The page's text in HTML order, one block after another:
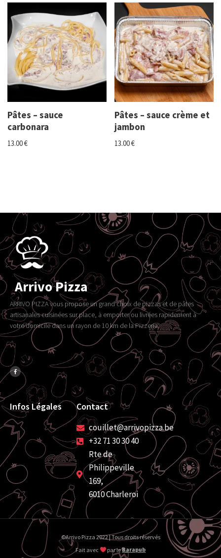
Pâtes – sauce
carbonara
13.00€
Pâtes – sauce crème et
jambon
13.00€
Arrivo Pizza
ARRIVO PIZZA vous propose un grand choix de pizzas et de pâtes
artisanales cuisinées sur place, à emporter ou livrées rapidement à
votre domicile dans un rayon de 10 km de la Pizzeria.
Infos Légales Contact
couillet@arrivopizza.be
+32 71 30 30 40
Rte de
Philippeville
169,
6010 Charleroi
©Arrivo Pizza 2022 | Tous droits réservés
Fait avec
par leBarapub